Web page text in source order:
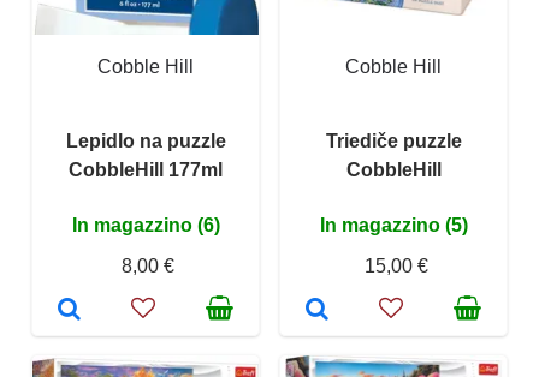
Cobble Hill
Lepidlo na puzzle
CobbleHill 177ml
In magazzino (6)
8,00 €
Cobble Hill
Triediče puzzle
CobbleHill
In magazzino (5)
15,00 €